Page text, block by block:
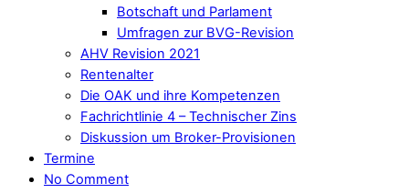
Botschaft und Parlament
Umfragen zur BVG-Revision
AHV Revision 2021
Rentenalter
Die OAK und ihre Kompetenzen
Fachrichtlinie 4 – Technischer Zins
Diskussion um Broker-Provisionen
Termine
No Comment